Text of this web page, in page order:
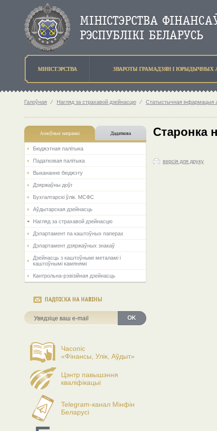
МIНIСТЭРСТВА ЗВАРОТЫ ГРАМАДЗЯН I ЮРЫДЫЧНЫХ
Галоўная ⁄ Нагляд за страхавой дзейнасцю ⁄ Статыстычная інфармацыя
Асноўныя напрамкi Дадаткова
Бюджэтная палiтыка
Падатковая палітыка
Выкананне бюджэту
Дзяржаўны доўг
Бухгалтарскі ўлік. МСФС
Аўдытарская дзейнасць
Нагляд за страхавой дзейнасцю
Дэпартамент па каштоўных паперах
Дэпартамент дзяржаўных знакаў
Дзейнасць з каштоўнымі металамі і
каштоўнымі камянямі
Кантрольна-рэвізійная дзейнасць
ПАДПІСКА НА НАВІНЫ
OK
Часопіс
«Фінансы, Улік, Аўдыт»
Цэнтр павышэння
кваліфікацыі
Telegram-канал Мінфін
Беларусі
Старонка
версія для друку